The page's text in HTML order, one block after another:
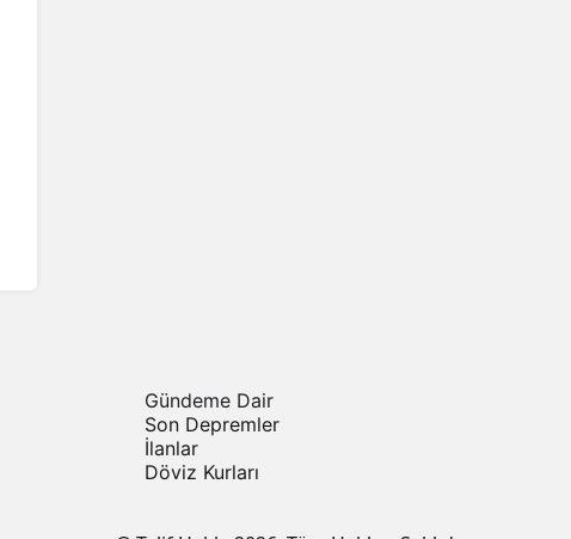
Gündeme Dair
Son Depremler
İlanlar
Döviz Kurları